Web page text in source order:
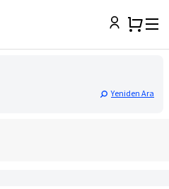
Yeniden Ara